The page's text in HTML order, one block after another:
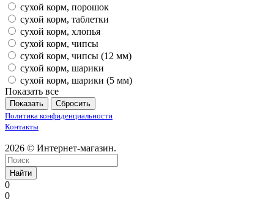
сухой корм, порошок
сухой корм, таблетки
сухой корм, хлопья
сухой корм, чипсы
сухой корм, чипсы (12 мм)
сухой корм, шарики
сухой корм, шарики (5 мм)
Показать все
Сбросить
Политика конфиденциальности
Контакты
2026 © Интернет-магазин.
Найти
0
0